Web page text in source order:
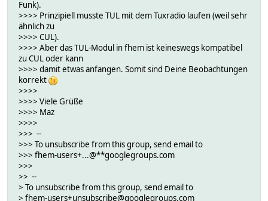
Funk).
>>>> Prinzipiell musste TUL mit dem Tuxradio laufen (weil sehr
ähnlich zu
>>>> CUL).
>>>> Aber das TUL-Modul in fhem ist keineswegs kompatibel
zu CUL oder kann
>>>> damit etwas anfangen. Somit sind Deine Beobachtungen
korrekt
>>>>
>>>> Viele Grüße
>>>> Maz
>>>>
>>> --
>>> To unsubscribe from this group, send email to
>>> fhem-users+...@**googlegroups.com
>>>
>> --
> To unsubscribe from this group, send email to
> fhem-users+unsubscribe@googlegroups.com